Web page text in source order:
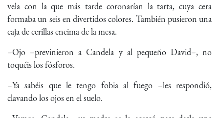
vela con la que más tarde coronarían la tarta, cuya cera
formaba un seis en divertidos colores. También pusieron una
caja de cerillas encima de la mesa.
–Ojo –previnieron a Candela y al pequeño David–, no
toquéis los fósforos.
–Ya sabéis que le tengo fobia al fuego –les respondió,
clavando los ojos en el suelo.